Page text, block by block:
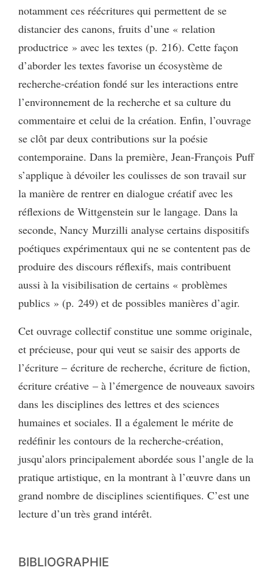
notamment ces réécritures qui permettent de se
distancier des canons, fruits d’une « relation
productrice » avec les textes (p. 216). Cette façon
d’aborder les textes favorise un écosystème de
recherche-création fondé sur les interactions entre
l’environnement de la recherche et sa culture du
commentaire et celui de la création. Enfin, l’ouvrage
se clôt par deux contributions sur la poésie
contemporaine. Dans la première, Jean-François Puff
s’applique à dévoiler les coulisses de son travail sur
la manière de rentrer en dialogue créatif avec les
réflexions de Wittgenstein sur le langage. Dans la
seconde, Nancy Murzilli analyse certains dispositifs
poétiques expérimentaux qui ne se contentent pas de
produire des discours réflexifs, mais contribuent
aussi à la visibilisation de certains « problèmes
publics » (p. 249) et de possibles manières d’agir.
Cet ouvrage collectif constitue une somme originale,
et précieuse, pour qui veut se saisir des apports de
l’écriture – écriture de recherche, écriture de fiction,
écriture créative – à l’émergence de nouveaux savoirs
dans les disciplines des lettres et des sciences
humaines et sociales. Il a également le mérite de
redéfinir les contours de la recherche-création,
jusqu’alors principalement abordée sous l’angle de la
pratique artistique, en la montrant à l’œuvre dans un
grand nombre de disciplines scientifiques. C’est une
lecture d’un très grand intérêt.
BIBLIOGRAPHIE